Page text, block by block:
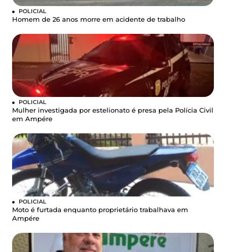
POLICIAL
Homem de 26 anos morre em acidente de trabalho
POLICIAL
Mulher investigada por estelionato é presa pela Polícia Civil
em Ampére
POLICIAL
Moto é furtada enquanto proprietário trabalhava em
Ampére